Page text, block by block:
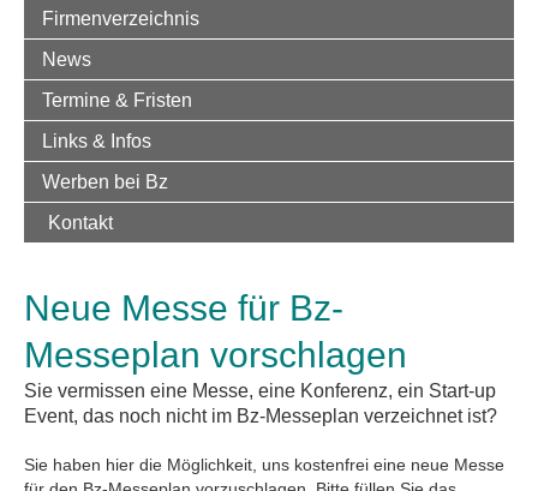
Firmenverzeichnis
News
Termine & Fristen
Links & Infos
Werben bei Bz
Kontakt
Neue Messe für Bz-
Messeplan vorschlagen
Sie vermissen eine Messe, eine Konferenz, ein Start-up
Event, das noch nicht im Bz-Messeplan verzeichnet ist?
Sie haben hier die Möglichkeit, uns kostenfrei eine neue Messe